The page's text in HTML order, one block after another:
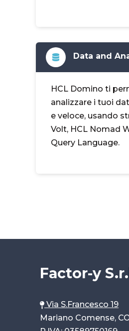
Data and
HCL Domino ti
analizzare i tuoi
e veloce, usando
Volt, HCL Nomad
Query Language.
Factor-y
Via S.Francesco 19
Mariano Comense,